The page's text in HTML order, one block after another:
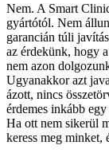
Nem. A Smart
gyártótól. Nem
garancián túli
az érdekünk, hogy
nem azon
Ugyanakkor azt
ázott, nincs
érdemes inkább
Ha ott nem sikerül
keress meg minket,